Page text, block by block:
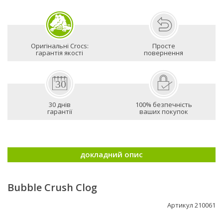
Оригінальні Crocs:
гарантія якості
Просте
повернення
30 днів
гарантії
100% безпечність
ваших покупок
докладний опис
Bubble Crush Clog
Артикул 210061